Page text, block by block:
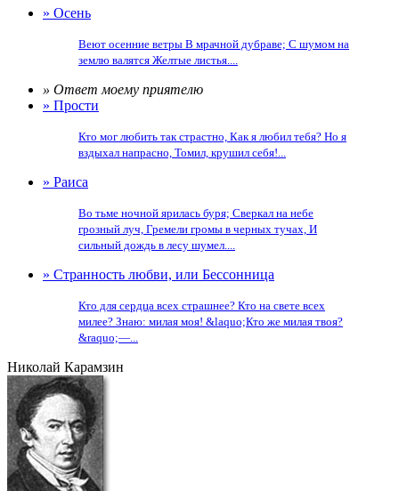
» Осень
Веют осенние ветры В мрачной дубраве; С шумом на
землю валятся Желтые листья....
» Ответ моему приятелю
» Прости
Кто мог любить так страстно, Как я любил тебя? Но я
вздыхал напрасно, Томил, крушил себя!...
» Раиса
Во тьме ночной ярилась буря; Сверкал на небе
грозный луч, Гремели громы в черных тучах, И
сильный дождь в лесу шумел....
» Странность любви, или Бессонница
Кто для сердца всех страшнее? Кто на свете всех
милее? Знаю: милая моя! &laquo;Кто же милая твоя?
&raquo;—...
Николай Карамзин